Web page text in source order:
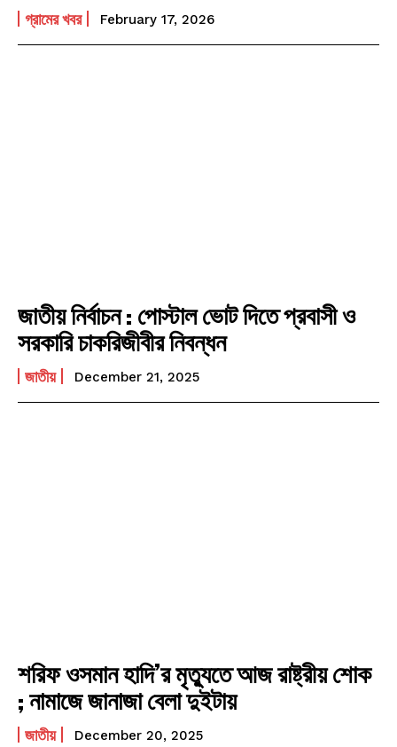
গ্রামের খবর February 17, 2026
জাতীয় নির্বাচন : পোস্টাল ভোট দিতে প্রবাসী ও
সরকারি চাকরিজীবীর নিবন্ধন
জাতীয় December 21, 2025
শরিফ ওসমান হাদি’র মৃত্যুতে আজ রাষ্ট্রীয় শোক
; নামাজে জানাজা বেলা দুইটায়
জাতীয় December 20, 2025